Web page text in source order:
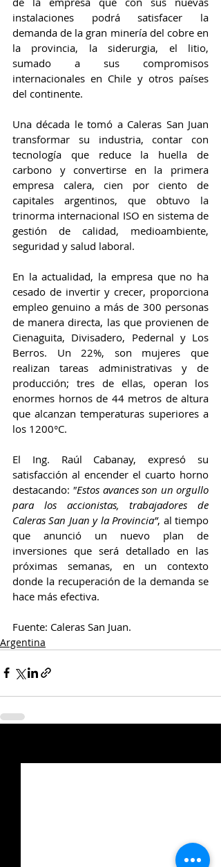
instalaciones podrá satisfacer la
demanda de la gran minería del cobre en
la provincia, la siderurgia, el litio,
sumado a sus compromisos
internacionales en Chile y otros países
del continente.
Una década le tomó a Caleras San Juan
transformar su industria, contar con
tecnología que reduce la huella de
carbono y convertirse en la primera
empresa calera, cien por ciento de
capitales argentinos, que obtuvo la
trinorma internacional ISO en sistema de
gestión de calidad, medioambiente,
seguridad y salud laboral.
En la actualidad, la empresa que no ha
cesado de invertir y crecer, proporciona
empleo genuino a más de 300 personas
de manera directa, las que provienen de
Cienaguita, Divisadero, Pedernal y Los
Berros. Un 22%, son mujeres que
realizan tareas administrativas y de
producción; tres de ellas, operan los
enormes hornos de 44 metros de altura
que alcanzan temperaturas superiores a
los 1200°C.
El Ing. Raúl Cabanay, expresó su
satisfacción al encender el cuarto horno
destacando: "Estos avances son un orgullo
para los accionistas, trabajadores de
Caleras San Juan y la Provincia”, al tiempo
que anunció un nuevo plan de
inversiones que será detallado en las
próximas semanas, en un contexto
donde la recuperación de la demanda se
hace más efectiva.
Fuente: Caleras San Juan.
Argentina